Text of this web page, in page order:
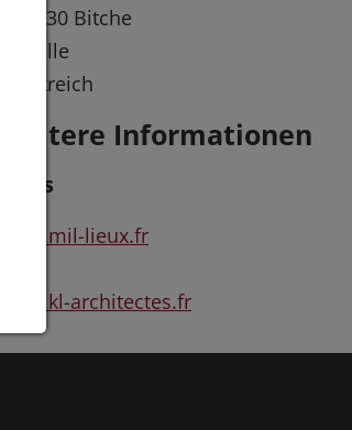
F-57230 Bitche
Moselle
Frankreich
Weitere Informationen
Links
www.mil-lieux.fr
www.kl-architectes.fr